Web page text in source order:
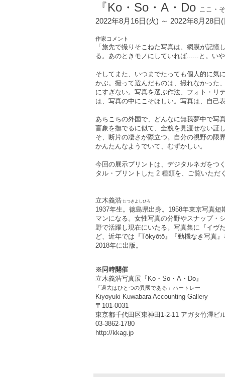
​『Ko・So・A・Do ここ・
2022年8月16日(火) ～ 2022年8月28日
作家コメント
「旅先で撮りそこねた写真は、網膜が記
る。あのときモノにしていれば......と。い
そしてまた、いつまでたっても個人的に気
かぶ。撮って選んだものは、撮れなかった
にすぎない。写真を選ぶ作法、フォト・リ
は、写真の中にこそほしい。写真は、自己
あちこちの外国で、どんなに無我夢中で写
盲象を撫でるに似て、全貌を見渡せない証
そ、断片の凄さが際立つ。自分の視野の限
かんたんなようでいて、むずかしい。
今回の展示プリントは、デジタルネガをつ
タル・プリントした 2 種類を、ご覧いただ
立木義浩 たつきよしひろ
1937年生。徳島県出身。1958年東京写真
マンになる。女性写真の分野やスナップ・
野で活躍し現在にいたる。写真集に『イヴ
ど、近年では『Tōkyōtō』『動機なき写真
2018年に出版。
※同時開催
立木義浩写真展『Ko・So・A・Do』
「過去はひとつの異國である」ハートレー
Kiyoyuki Kuwabara Accounting Gallery
〒101-0031
東京都千代田区東神田1-2-11 アガタ竹澤ビ
03-3862-1780
http://kkag.jp